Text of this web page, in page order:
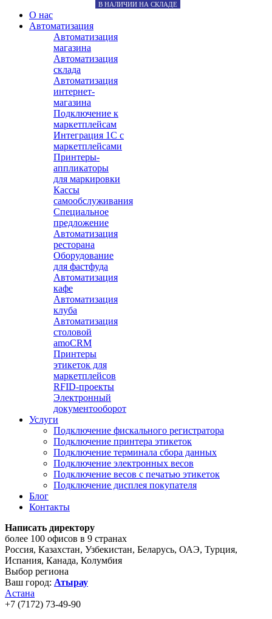
О нас
Автоматизация
Автоматизация
магазина
Автоматизация
склада
Автоматизация
интернет-
магазина
Подключение к
маркетплейсам
Интеграция 1С с
маркетплейсами
Принтеры-
аппликаторы
для маркировки
Кассы
самообслуживания
Специальное
предложение
Автоматизация
ресторана
Оборудование
для фастфуда
Автоматизация
кафе
Автоматизация
клуба
Автоматизация
столовой
amoCRM
Принтеры
этикеток для
маркетплейсов
RFID-проекты
Электронный
документооборот
Услуги
Подключение фискального регистратора
Подключение принтера этикеток
Подключение терминала сбора данных
Подключение электронных весов
Подключение весов с печатью этикеток
Подключение дисплея покупателя
Блог
Контакты
Написать директору
более 100 офисов в 9 странах
Россия, Казахстан, Узбекистан, Беларусь, ОАЭ, Турция,
Испания, Канада, Колумбия
Выбор региона
Ваш город: Атырау
Астана
+7 (7172) 73-49-90
В НАЛИЧИИ НА СКЛАДЕ